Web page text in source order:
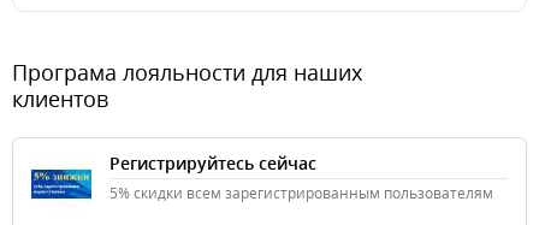
Програма лояльности для наших
клиентов
Регистрируйтесь сейчас
5% скидки всем зарегистрированным пользователям